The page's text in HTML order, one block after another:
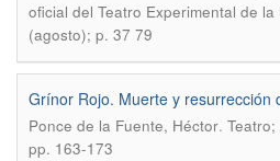
oficial del Teatro Experimental de
(agosto); p. 37 79
Grínor Rojo. Muerte y resurrección
Ponce de la Fuente, Héctor.
pp. 163-173